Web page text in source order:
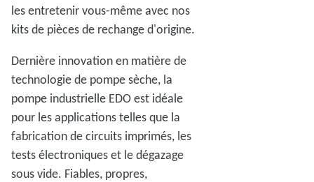
les entretenir vous-même avec nos
kits de pièces de rechange d'origine.
Dernière innovation en matière de
technologie de pompe sèche, la
pompe industrielle EDO est idéale
pour les applications telles que la
fabrication de circuits imprimés, les
tests électroniques et le dégazage
sous vide. Fiables, propres,